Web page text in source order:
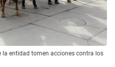
la entidad tomen acciones contra los